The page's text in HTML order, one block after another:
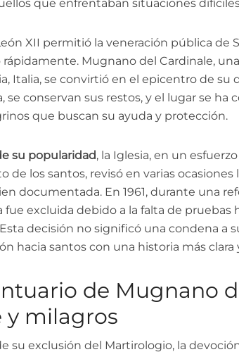
que enfrentaban situaciones
XII permitió la veneración pública de
Mugnano del Cardinale,
Italia, se convirtió en el epicentro de su
se conservan sus restos, y el lugar se
que buscan su ayuda y protección.
su popularidad, la Iglesia, en un
de los santos, revisó en varias
documentada. En 1961, durante una
fue excluida debido a la falta de pruebas
decisión no significó una condena a
hacia santos con una historia más
de Mugnano
y milagros
su exclusión del Martirologio, la